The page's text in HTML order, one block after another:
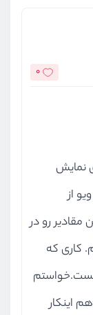
0
نمایش
از
مقادیر رو در
کاری که
هست.خواستم
از خدمتتون بپرسم آیا از نظر قوانین mvc هم اینکار